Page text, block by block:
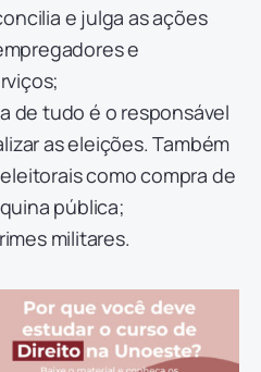
e julga as ações
e
de tudo é o responsável
as eleições. Também
como compra de
pública;
militares.